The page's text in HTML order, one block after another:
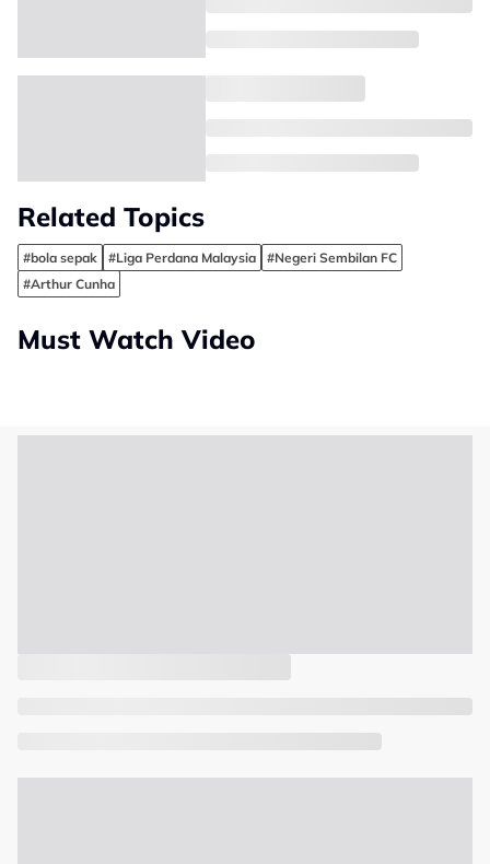
Related Topics
#bola sepak #Liga Perdana Malaysia
#Negeri Sembilan FC
#Arthur Cunha
Must Watch Video